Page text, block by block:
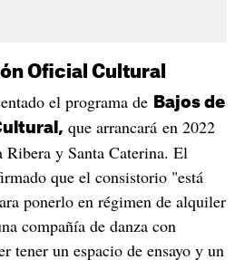
Oficial Cultural
el programa de Bajos de
que arrancará en 2022
Ribera y Santa Caterina. El
que el consistorio "está
ponerlo en régimen de alquiler
compañía de danza con
tener un espacio de ensayo y un